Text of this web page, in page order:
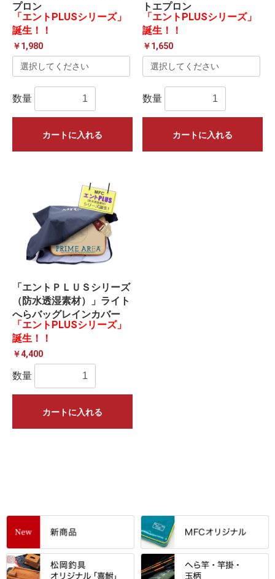
プロン
「エントPLUSシリーズ」
誕生！！
￥1,980
数量
カートに入れる
トエプロン
「エントPLUSシリーズ」
誕生！！
￥1,650
数量
カートに入れる
「エントＰＬＵＳシリーズ
（防水透湿素材）」ライト
へらバッグレインカバー
「エントPLUSシリーズ」
誕生！！
￥4,400
数量
カートに入れる
すべて